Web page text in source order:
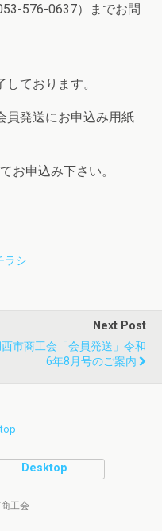
576-0637）までお問
ております。
員発送にお申込み用紙
お申込み下さい。
ラシ
Next Post
市商工会「会員発送」令和
6年8月号のご案内
Desktop
工会